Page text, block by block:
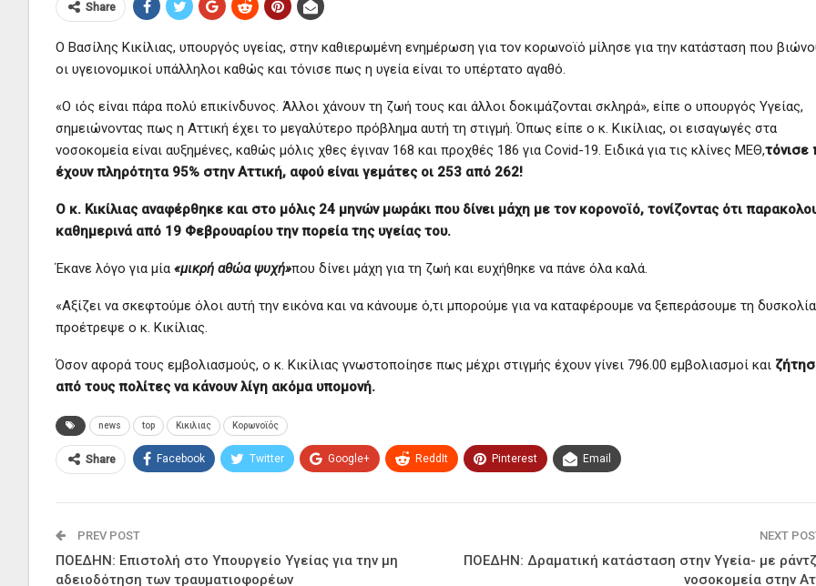
Share
Ο Βασίλης Κικίλιας, υπουργός υγείας, στην καθιερωμένη ενημέρωση για τον κορωνοϊό μίλησε για την κατάσταση που
οι υγειονομικοί υπάλληλοι καθώς και τόνισε πως η υγεία είναι το υπέρτατο αγαθό.
«Ο ιός είναι πάρα πολύ επικίνδυνος. Άλλοι χάνουν τη ζωή τους και άλλοι δοκιμάζονται σκληρά», είπε ο υπουργός Υγείας,
σημειώνοντας πως η Αττική έχει το μεγαλύτερο πρόβλημα αυτή τη στιγμή. Όπως είπε ο κ. Κικίλιας, οι εισαγωγές στα
νοσοκομεία είναι αυξημένες, καθώς μόλις χθες έγιναν 168 και προχθές 186 για Covid-19. Ειδικά για τις κλίνες ΜΕΘ,τόνισε
έχουν πληρότητα 95% στην Αττική, αφού είναι γεμάτες οι 253 από 262!
Ο κ. Κικίλιας αναφέρθηκε και στο μόλις 24 μηνών μωράκι που δίνει μάχη με τον κορονοϊό, τονίζοντας ότι
καθημερινά από 19 Φεβρουαρίου την πορεία της υγείας του.
Έκανε λόγο για μία «μικρή αθώα ψυχή»που δίνει μάχη για τη ζωή και ευχήθηκε να πάνε όλα καλά.
«Αξίζει να σκεφτούμε όλοι αυτή την εικόνα και να κάνουμε ό,τι μπορούμε για να καταφέρουμε να ξεπεράσουμε τη
προέτρεψε ο κ. Κικίλιας.
Όσον αφορά τους εμβολιασμούς, ο κ. Κικίλιας γνωστοποίησε πως μέχρι στιγμής έχουν γίνει 796.00 εμβολιασμοί και
από τους πολίτες να κάνουν λίγη ακόμα υπομονή.
news top Κικιλιας Κορωνοϊός
Share Facebook Twitter Google+ ReddIt Pinterest Email
PREV POST
ΠΟΕΔΗΝ: Επιστολή στο Υπουργείο Υγείας για την μη
αδειοδότηση των τραυματιοφορέων
NEXT
ΠΟΕΔΗΝ: Δραματική κατάσταση στην Υγεία- με
νοσοκομεία στην